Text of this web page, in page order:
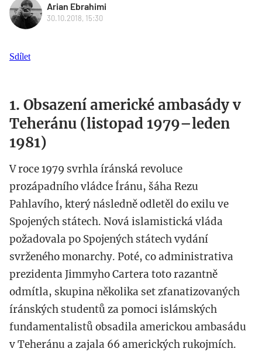
Arian Ebrahimi
30.10.2018, 15:30
Sdílet
1. Obsazení americké ambasády v
Teheránu (listopad 1979–leden
1981)
V roce 1979 svrhla íránská revoluce
prozápadního vládce Íránu, šáha Rezu
Pahlavího, který následně odletěl do exilu ve
Spojených státech. Nová islamistická vláda
požadovala po Spojených státech vydání
svrženého monarchy. Poté, co administrativa
prezidenta Jimmyho Cartera toto razantně
odmítla, skupina několika set zfanatizovaných
íránských studentů za pomoci islámských
fundamentalistů obsadila americkou ambasádu
v Teheránu a zajala 66 amerických rukojmích.